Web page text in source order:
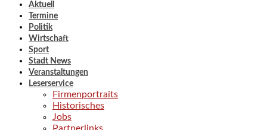
Aktuell
Termine
Politik
Wirtschaft
Sport
Stadt News
Veranstaltungen
Leserservice
Firmenportraits
Historisches
Jobs